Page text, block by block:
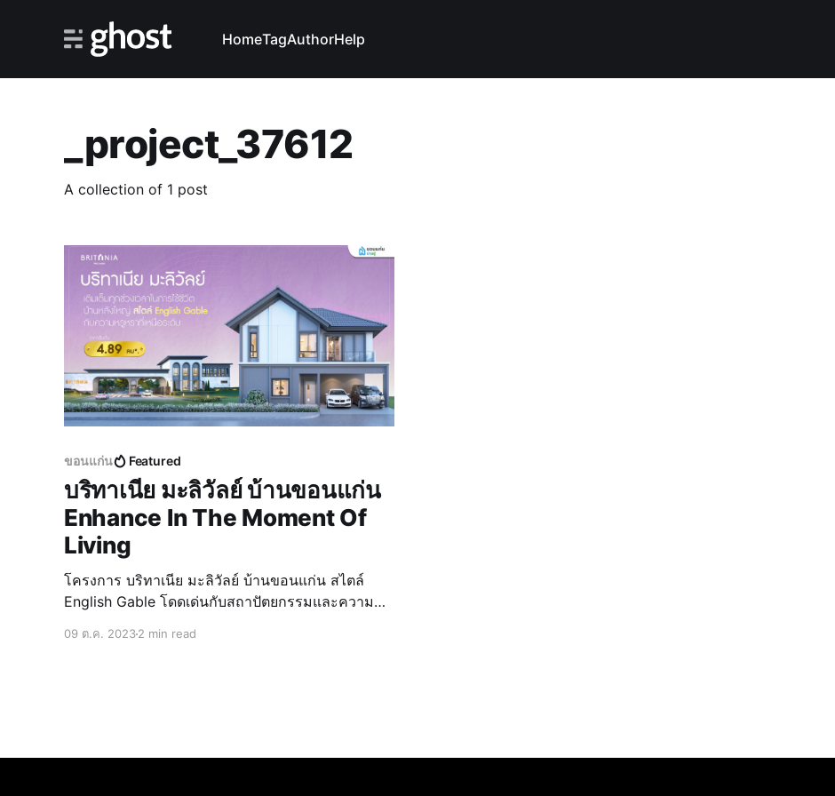
HomeTagAuthorHelp
_project_37612
A collection of 1 post
ขอนแก่น Featured
บริทาเนีย มะลิวัลย์ บ้านขอนแก่น
Enhance In The Moment Of
Living
โครงการ บริทาเนีย มะลิวัลย์ บ้านขอนแก่น สไตล์
English Gable โดดเด่นกับสถาปัตยกรรมและความ
09 ต.ค. 20232 min read